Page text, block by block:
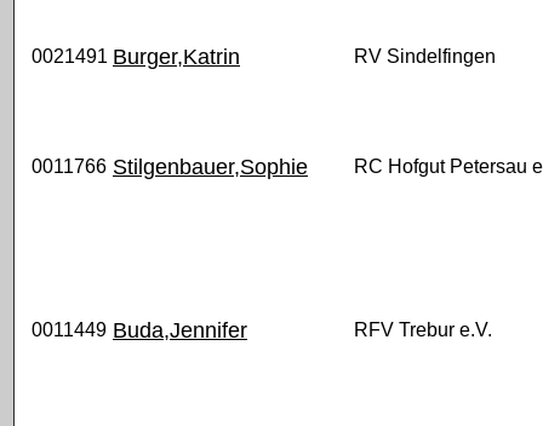
0021491 Burger,Katrin RV Sindelfingen
0011766 Stilgenbauer,Sophie RC Hofgut Petersau
0011449 Buda,Jennifer RFV Trebur e.V.